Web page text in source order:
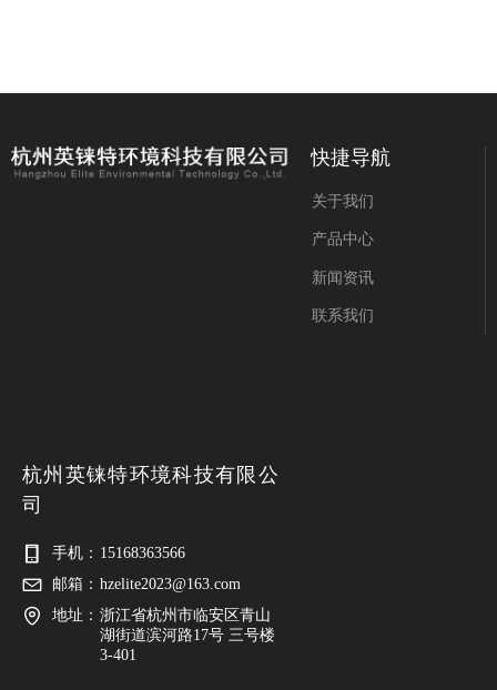
杭州英铼特环境科技有限公
司
手机： 15168363566
邮箱： hzelite2023@163.com
地址： 浙江省杭州市临安区青山
湖街道滨河路17号 三号楼
3-401
快捷导航
关于我们
产品中心
新闻资讯
联系我们